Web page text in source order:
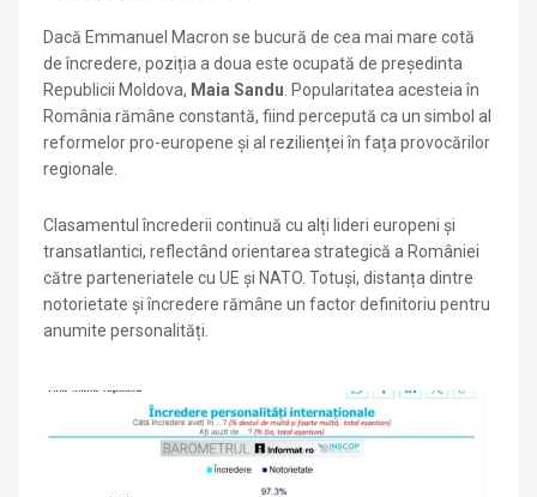
Dacă Emmanuel Macron se bucură de cea mai mare cotă
de încredere, poziția a doua este ocupată de președinta
Republicii Moldova, Maia Sandu . Popularitatea acesteia în
România rămâne constantă, fiind percepută ca un simbol al
reformelor pro-europene și al rezilienței în fața provocărilor
regionale.
Clasamentul încrederii continuă cu alți lideri europeni și
transatlantici, reflectând orientarea strategică a României
către parteneriatele cu UE și NATO. Totuși, distanța dintre
notorietate și încredere rămâne un factor definitoriu pentru
anumite personalități.